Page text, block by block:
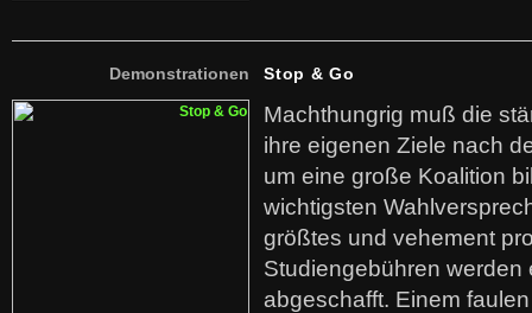
Demonstrationen Stop & Go
Machthungrig muß die
ihre eigenen Ziele nach
um eine große Koalition
wichtigsten
größtes und vehement
Studiengebühren werden
abgeschafft. Einem